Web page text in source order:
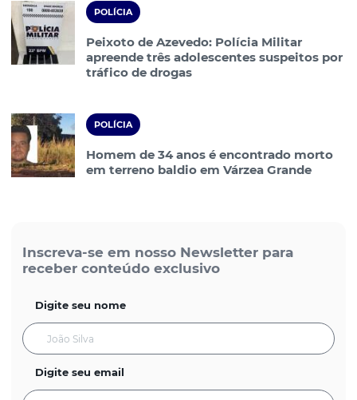
POLÍCIA
Peixoto de Azevedo: Polícia Militar
apreende três adolescentes suspeitos por
tráfico de drogas
POLÍCIA
Homem de 34 anos é encontrado morto
em terreno baldio em Várzea Grande
Inscreva-se em nosso Newsletter para
receber conteúdo exclusivo
Digite seu nome
Digite seu email